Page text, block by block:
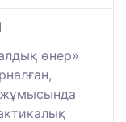
өнер»
жұмысында